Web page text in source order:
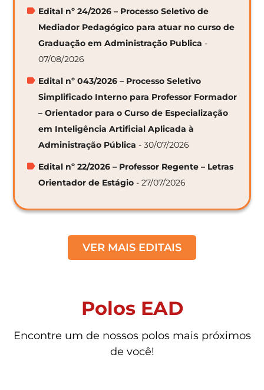
Edital nº 24/2026 – Processo Seletivo de
Mediador Pedagógico para atuar no curso de
Graduação em Administração Publica -
07/08/2026
Edital nº 043/2026 – Processo Seletivo
Simplificado Interno para Professor Formador
– Orientador para o Curso de Especialização
em Inteligência Artificial Aplicada à
Administração Pública - 30/07/2026
Edital nº 22/2026 – Professor Regente – Letras
Orientador de Estágio - 27/07/2026
VER MAIS EDITAIS
Polos EAD
Encontre um de nossos polos mais próximos
de você!